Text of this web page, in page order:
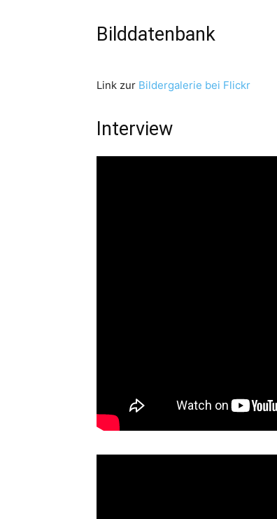
Bilddatenbank
Link zur Bildergalerie bei Flickr
Interview